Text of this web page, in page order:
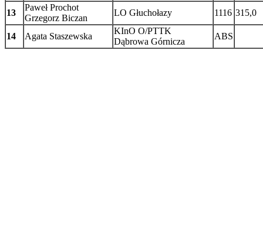
13
Paweł Prochot
Grzegorz Biczan
LO Głuchołazy 1116 315,0
14 Agata Staszewska
KInO O/PTTK
Dąbrowa Górnicza
ABS